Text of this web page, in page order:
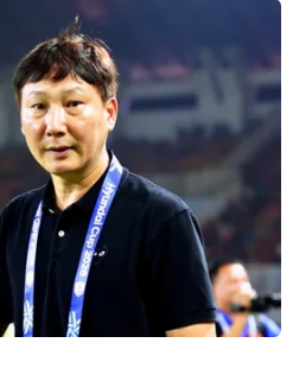
phố Hồ Chí Minh trong
mua tăng chủ yếu ở các
dịch vụ ăn uống, giải trí.